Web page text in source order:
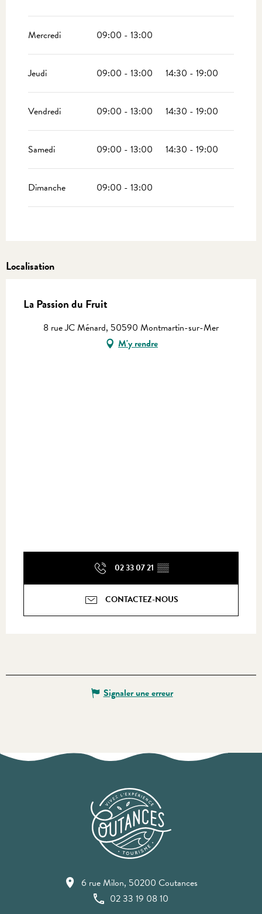
Mercredi 09:00 - 13:00
Jeudi 09:00 - 13:00 14:30 - 19:00
Vendredi 09:00 - 13:00 14:30 - 19:00
Samedi 09:00 - 13:00 14:30 - 19:00
Dimanche 09:00 - 13:00
Localisation
La Passion du Fruit
8 rue JC Ménard, 50590 Montmartin-sur-Mer
M'y rendre
02 33 07 21 ▒▒
CONTACTEZ-NOUS
Signaler une erreur
6 rue Milon, 50200 Coutances
02 33 19 08 10